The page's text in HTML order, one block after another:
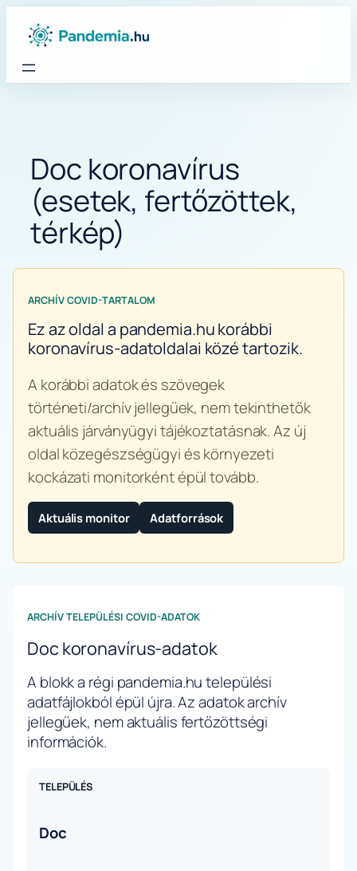
Doc koronavírus
(esetek, fertőzöttek,
térkép)
ARCHÍV COVID-TARTALOM
Ez az oldal a pandemia.hu korábbi
koronavírus-adatoldalai közé tartozik.
A korábbi adatok és szövegek
történeti/archív jellegűek, nem tekinthetők
aktuális járványügyi tájékoztatásnak. Az új
oldal közegészségügyi és környezeti
kockázati monitorként épül tovább.
Aktuális monitor Adatforrások
ARCHÍV TELEPÜLÉSI COVID-ADATOK
Doc koronavírus-adatok
A blokk a régi pandemia.hu települési
adatfájlokból épül újra. Az adatok archív
jellegűek, nem aktuális fertőzöttségi
információk.
TELEPÜLÉS
Doc